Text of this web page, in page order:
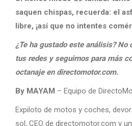
saquen chispas, recuerda: el
libre, ¡así que no intentes
¿Te ha gustado este análisis? No
tus redes y seguirnos para más
octanaje en directomotor.com.
By MAYAM – Equipo de
Expiloto de motos y coches,
sol, CEO de directomotor.com y